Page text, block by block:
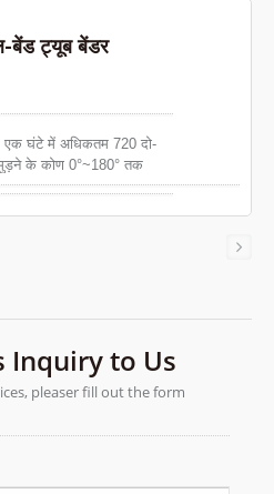
बेंड ट्यूब बेंडर
एक घंटे में अधिकतम 720 दो-
के कोण 0°~180° तक